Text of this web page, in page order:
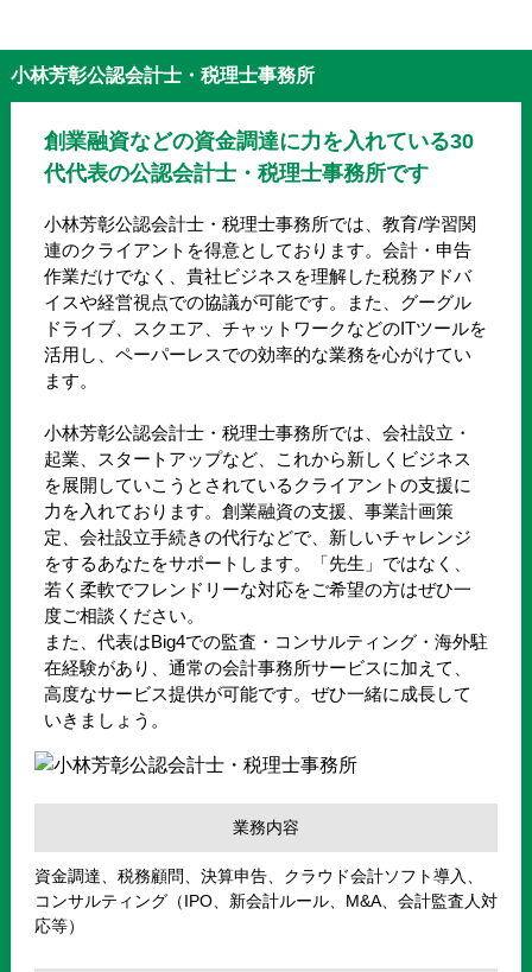
小林芳彰公認会計士・税理士事務所
創業融資などの資金調達に力を入れている30
代代表の公認会計士・税理士事務所です
小林芳彰公認会計士・税理士事務所では、教育/学習関
連のクライアントを得意としております。会計・申告
作業だけでなく、貴社ビジネスを理解した税務アドバ
イスや経営視点での協議が可能です。また、グーグル
ドライブ、スクエア、チャットワークなどのITツールを
活用し、ペーパーレスでの効率的な業務を心がけてい
ます。
小林芳彰公認会計士・税理士事務所では、会社設立・
起業、スタートアップなど、これから新しくビジネス
を展開していこうとされているクライアントの支援に
力を入れております。創業融資の支援、事業計画策
定、会社設立手続きの代行などで、新しいチャレンジ
をするあなたをサポートします。「先生」ではなく、
若く柔軟でフレンドリーな対応をご希望の方はぜひ一
度ご相談ください。
また、代表はBig4での監査・コンサルティング・海外駐
在経験があり、通常の会計事務所サービスに加えて、
高度なサービス提供が可能です。ぜひ一緒に成長して
いきましょう。
業務内容
資金調達、税務顧問、決算申告、クラウド会計ソフト導入、
コンサルティング（IPO、新会計ルール、M&A、会計監査人対
応等）